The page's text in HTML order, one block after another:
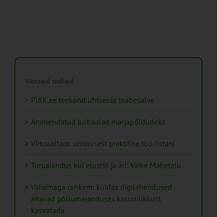
Viimased uudised
PIKK.ee teekond ühtsesse teabesalve
Ammendatud turbaalad marjapõldudeks
Virtuaaltara: unistusest praktilise tööriistani
Turuaiandus kui elustiil ja äri: Väike Mahetalu
Vähemaga rohkem: kuidas digilahendused
aitavad põllumajanduses kasumlikkust
kasvatada